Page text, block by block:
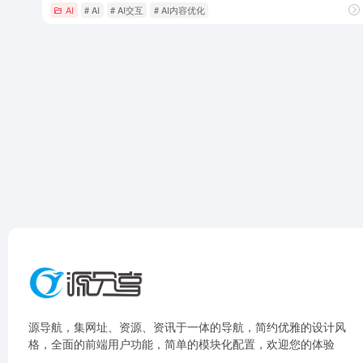
AI # AI # AI交互 # AI内容优化
源导航，集网址、资源、资讯于一体的导航，简约优雅的设计风
格，全面的前端用户功能，简单的模块化配置，欢迎您的体验